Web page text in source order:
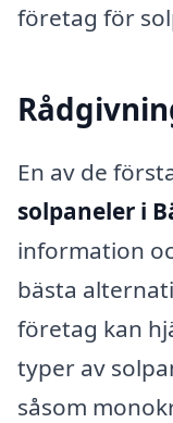
företag för
En av de
solpaneler i
information
bästa
företag kan
typer av
såsom